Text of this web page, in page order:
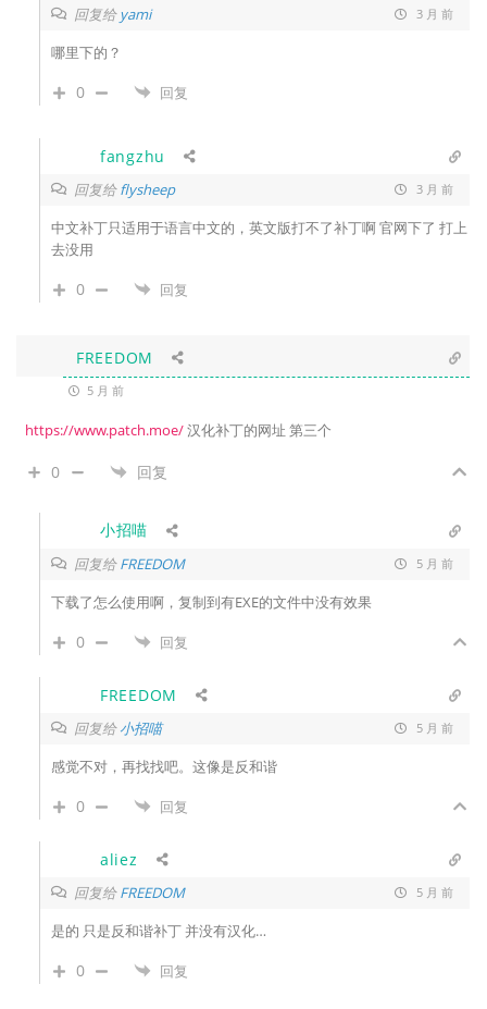
回复给yami 3 月 前
哪里下的？
0 回复
fangzhu
回复给flysheep 3 月 前
中文补丁只适用于语言中文的，英文版打不了补丁啊 官网下了 打上
去没用
0 回复
FREEDOM
5 月 前
https://www.patch.moe/汉化补丁的网址 第三个
0 回复
小招喵
回复给FREEDOM 5 月 前
下载了怎么使用啊，复制到有EXE的文件中没有效果
0 回复
FREEDOM
回复给小招喵 5 月 前
感觉不对，再找找吧。这像是反和谐
0 回复
aliez
回复给FREEDOM 5 月 前
是的 只是反和谐补丁 并没有汉化…
0 回复